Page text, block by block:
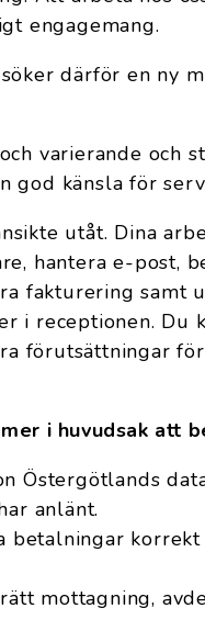
engagemang.
därför en ny
varierande och
god känsla för
utåt. Dina
hantera e-post,
fakturering samt
i receptionen. Du
förutsättningar
i huvudsak att
Östergötlands
anlänt.
betalningar
mottagning,